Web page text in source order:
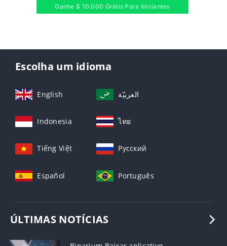
Ganhe $ 10.000 Grátis Para Iniciantes
Escolha um idioma
English العربيّة
Indonesia ไทย
Tiếng Việt Русский
Español Português
ÚLTIMAS NOTÍCIAS